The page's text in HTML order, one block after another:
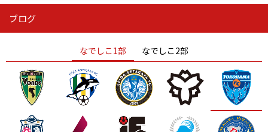
ニッパツ
ニッパツ 名古屋
石人の星
静岡 愛媛Ｌ
ブログ
なでしこ1部 なでしこ2部